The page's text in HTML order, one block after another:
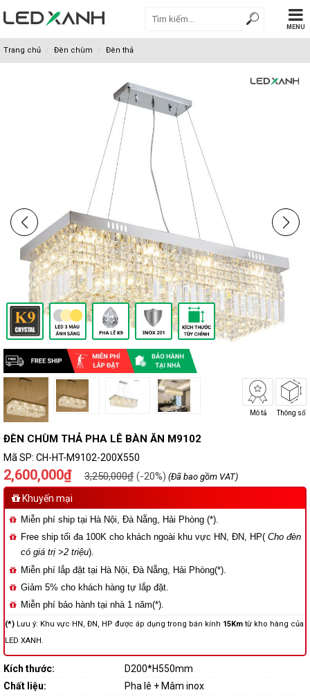
MENU
Trang chủ Đèn chùm Đèn thả
Mô tả Thông số
ĐÈN CHÙM THẢ PHA LÊ BÀN ĂN M9102
Mã SP: CH-HT-M9102-200X550
2,600,000₫ 3,250,000₫ (-20%) (Đã bao gồm VAT)
Khuyến mại
Miễn phí ship tại Hà Nội, Đà Nẵng, Hải Phòng (*).
Free ship tối đa 100K cho khách ngoài khu vực HN, ĐN, HP( Cho đèn
có giá trị >2 triệu).
Miễn phí lắp đặt tại Hà Nội, Đà Nẵng, Hải Phòng(*).
Giảm 5% cho khách hàng tự lắp đặt.
Miễn phí bảo hành tại nhà 1 năm(*).
(*) Lưu ý: Khu vực HN, ĐN, HP được áp dụng trong bán kính 15Km từ kho hàng của
LED XANH.
Kích thước:
D200*H550mm
Chất liệu:
Pha lê + Mâm inox